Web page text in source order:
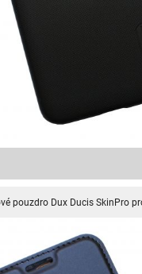
pouzdro Dux Ducis SkinPro